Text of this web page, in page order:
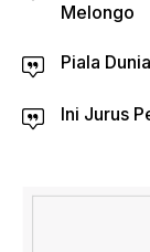
Melongo
Piala
Ini Jurus